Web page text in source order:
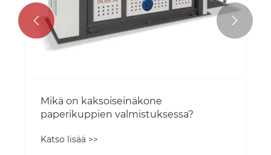
Mikä on kaksoiseinäkone
paperikuppien valmistuksessa?
Katso lisää >>
 